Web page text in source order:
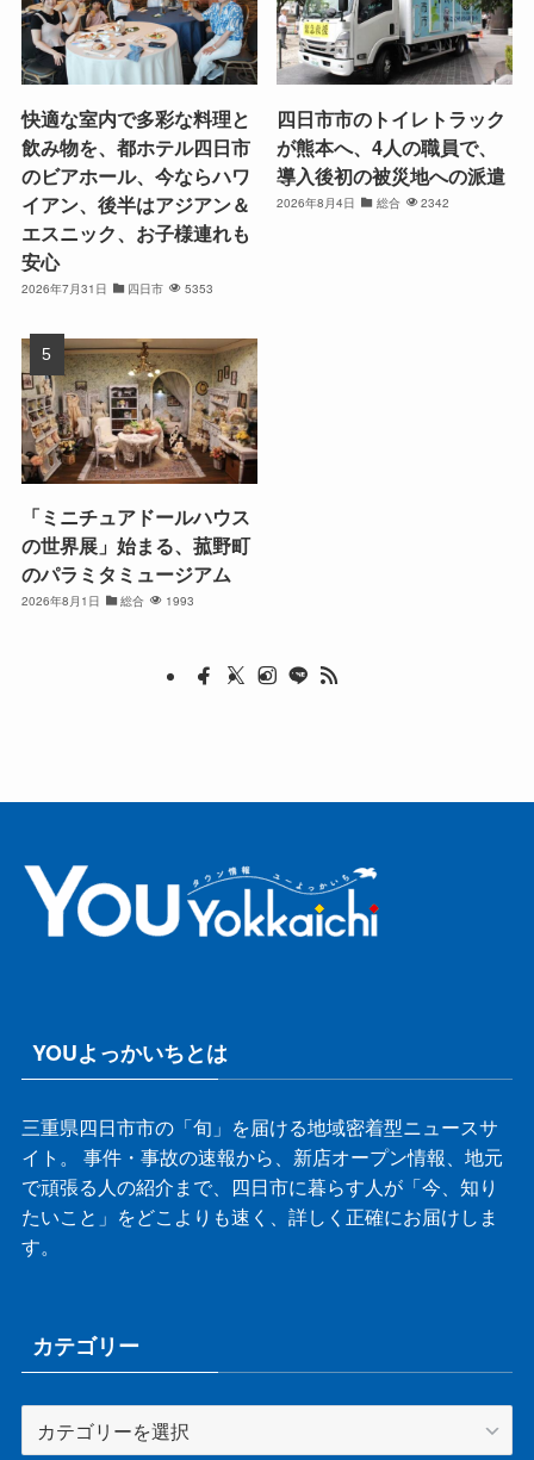
快適な室内で多彩な料理と
飲み物を、都ホテル四日市
のビアホール、今ならハワ
イアン、後半はアジアン＆
エスニック、お子様連れも
安心
2026年7月31日 四日市 5353
四日市市のトイレトラック
が熊本へ、4人の職員で、
導入後初の被災地への派遣
2026年8月4日 総合 2342
「ミニチュアドールハウス
の世界展」始まる、菰野町
のパラミタミュージアム
2026年8月1日 総合 1993
YOUよっかいちとは
三重県四日市市の「旬」を届ける地域密着型ニュースサ
イト。 事件・事故の速報から、新店オープン情報、地元
で頑張る人の紹介まで、四日市に暮らす人が「今、知り
たいこと」をどこよりも速く、詳しく正確にお届けしま
す。
カテゴリー
テ